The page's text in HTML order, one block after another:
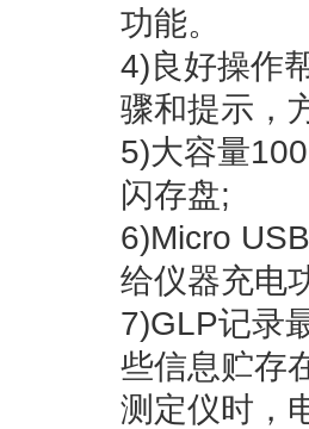
功能。
4)良好操作
骤和提示，
5)大容量
闪存盘;
6)Micro
给仪器充电
7)GLP记录
些信息贮存
测定仪时，